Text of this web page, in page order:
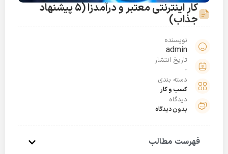
کار اینترنتی معتبر و درآمدزا (5 پیشنهاد
جذاب)
نویسنده
admin
تاریخ انتشار
دسته بندی
کسب و کار
دیدگاه
بدون دیدگاه
فهرست مطالب